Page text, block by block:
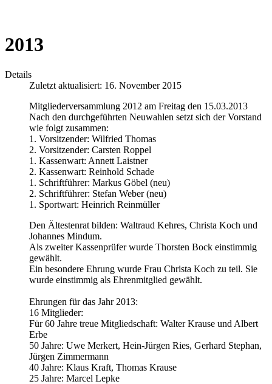
2013
Details
Zuletzt aktualisiert: 16. November 2015
Mitgliederversammlung 2012 am Freitag den 15.03.2013
Nach den durchgeführten Neuwahlen setzt sich der Vorstand
wie folgt zusammen:
1. Vorsitzender: Wilfried Thomas
2. Vorsitzender: Carsten Roppel
1. Kassenwart: Annett Laistner
2. Kassenwart: Reinhold Schade
1. Schriftführer: Markus Göbel (neu)
2. Schriftführer: Stefan Weber (neu)
1. Sportwart: Heinrich Reinmüller
Den Ältestenrat bilden: Waltraud Kehres, Christa Koch und
Johannes Mindum.
Als zweiter Kassenprüfer wurde Thorsten Bock einstimmig
gewählt.
Ein besondere Ehrung wurde Frau Christa Koch zu teil. Sie
wurde einstimmig als Ehrenmitglied gewählt.
Ehrungen für das Jahr 2013:
16 Mitglieder:
Für 60 Jahre treue Mitgliedschaft: Walter Krause und Albert
Erbe
50 Jahre: Uwe Merkert, Hein-Jürgen Ries, Gerhard Stephan,
Jürgen Zimmermann
40 Jahre: Klaus Kraft, Thomas Krause
25 Jahre: Marcel Lepke